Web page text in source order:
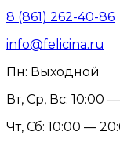
8 (861) 262-40-86
info@felicina.ru
Пн: Выходной
Вт, Ср, Вс: 10:00
Чт, Сб: 10:00 —